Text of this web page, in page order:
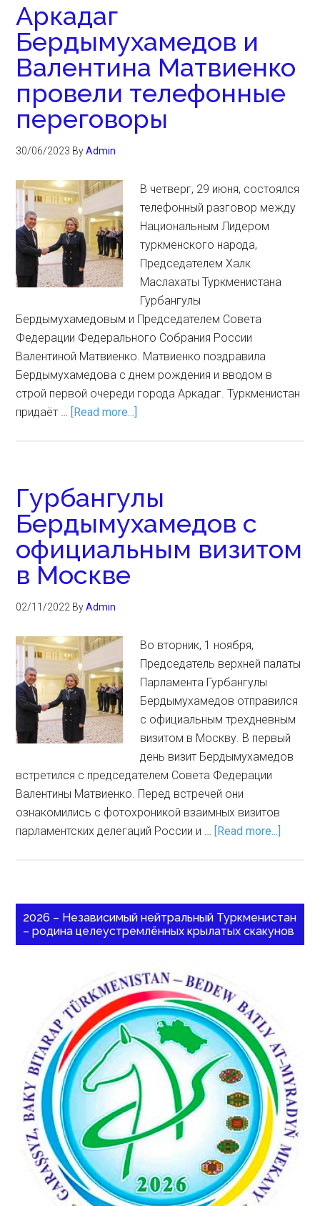
Аркадаг
Бердымухамедов и
Валентина Матвиенко
провели телефонные
переговоры
30/06/2023 ByAdmin
В четверг, 29 июня, состоялся
телефонный разговор между
Национальным Лидером
туркменского народа,
Председателем Халк
Маслахаты Туркменистана
Гурбангулы
Бердымухамедовым и Председателем Совета
Федерации Федерального Собрания России
Валентиной Матвиенко. Матвиенко поздравила
Бердымухамедова с днем рождения и вводом в
строй первой очереди города Аркадаг. Туркменистан
придаёт … [Read more...]
Гурбангулы
Бердымухамедов с
официальным визитом
в Москве
02/11/2022 ByAdmin
Во вторник, 1 ноября,
Председатель верхней палаты
Парламента Гурбангулы
Бердымухамедов отправился
с официальным трехдневным
визитом в Москву. В первый
день визит Бердымухамедов
встретился с председателем Совета Федерации
Валентины Матвиенко. Перед встречей они
ознакомились с фотохроникой взаимных визитов
парламентских делегаций России и … [Read more...]
2026 – Независимый нейтральный Туркменистан
– родина целеустремлённых крылатых скакунов